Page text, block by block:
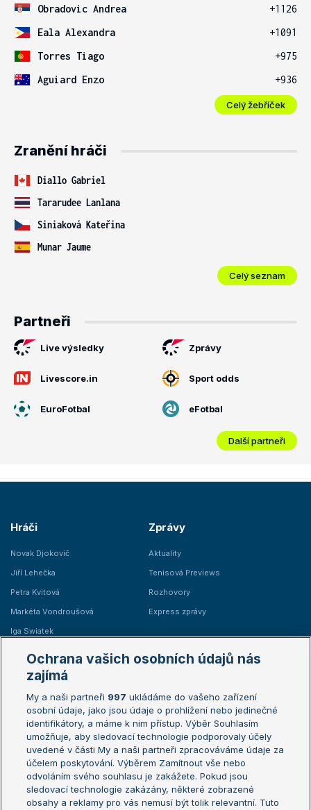
Obradovic Andrea
+1126
Eala Alexandra
+1091
Torres Tiago
+975
Aguiard Enzo
+936
Celý žebříček
Zranění hráči
Diallo Gabriel
Tararudee Lanlana
Siniaková Kateřina
Munar Jaume
Celý seznam
Partneři
Live výsledky Zprávy
Livescore.in Sport odds
EuroFotbal eFotbal
Další partneři
Hráči
Novak Djokovič
Jiří Lehečka
Petra Kvitová
Markéta Vondroušová
Iga Swiatek
Zprávy
Aktuality
Tenisová Previews
Rozhovory
Express zprávy
Žebříčky
Žebříček ATP (muži)
Žebříček WTA (ženy)
Sázkařský žebříček
Australian Open
French Open
Wimbledon
US Open
Turnaj mistrů
Turnaj mistryň
Ochrana vašich osobních údajů nás
zajímá
My a naši partneři 997 ukládáme do vašeho zařízení
osobní údaje, jako jsou údaje o prohlížení nebo jedinečné
identifikátory, a máme k nim přístup. Výběr Souhlasím
umožňuje, aby sledovací technologie podporovaly účely
uvedené v části My a naši partneři zpracováváme údaje za
účelem poskytování. Výběrem Zamítnout vše nebo
odvoláním svého souhlasu je zakážete. Pokud jsou
sledovací technologie zakázány, některé zobrazené
obsahy a reklamy pro vás nemusí být tolik relevantní. Tuto